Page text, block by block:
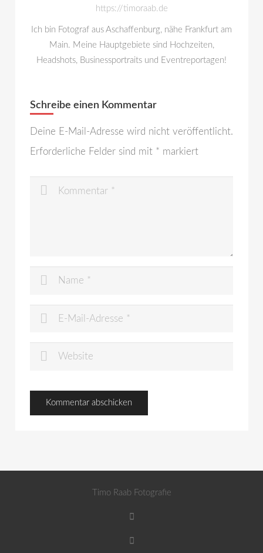
https://timoraab.de
Ich bin Fotograf aus Aschaffenburg, nähe Frankfurt am
Main. Meine Hauptgebiete sind Hochzeiten,
Headshots, Businessportraits und Eventreportagen!
Schreibe einen Kommentar
Deine E-Mail-Adresse wird nicht veröffentlicht.
Erforderliche Felder sind mit * markiert
Timo Raab Fotografie